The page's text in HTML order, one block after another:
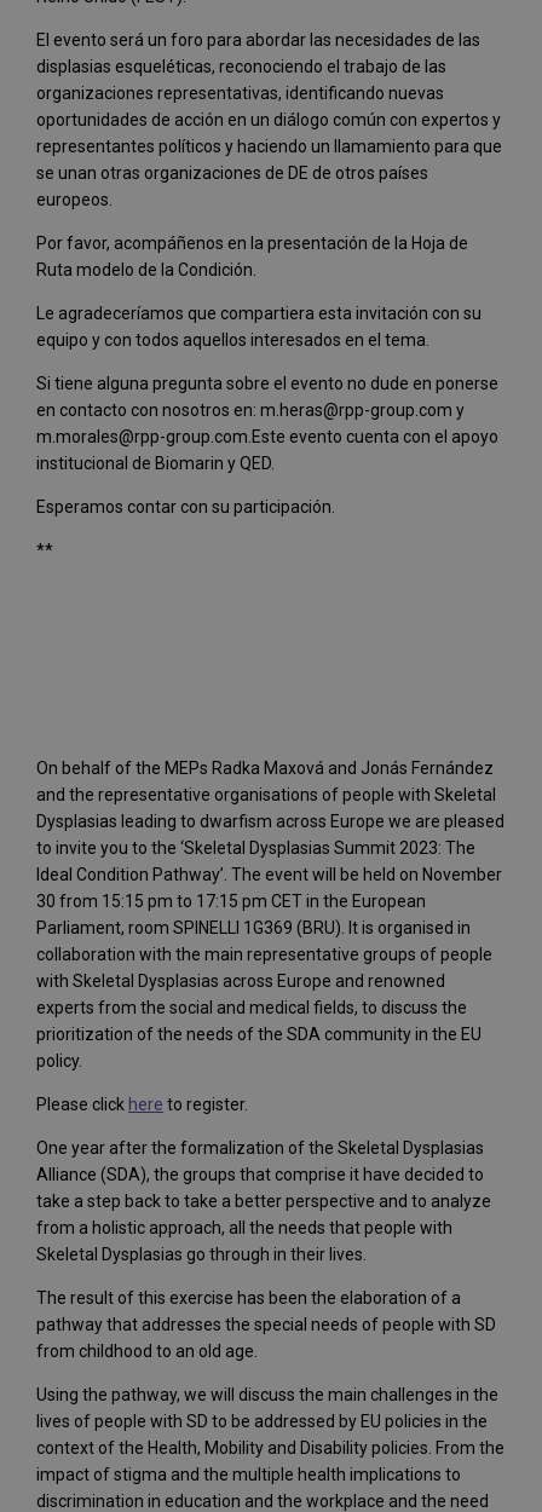
El evento será un foro para abordar las necesidades de las
displasias esqueléticas, reconociendo el trabajo de las
organizaciones representativas, identificando nuevas
oportunidades de acción en un diálogo común con expertos y
representantes políticos y haciendo un llamamiento para que
se unan otras organizaciones de DE de otros países
europeos.
Por favor, acompáñenos en la presentación de la Hoja de
Ruta modelo de la Condición.
Le agradeceríamos que compartiera esta invitación con su
equipo y con todos aquellos interesados en el tema.
Si tiene alguna pregunta sobre el evento no dude en ponerse
en contacto con nosotros en: m.heras@rpp-group.com y
m.morales@rpp-group.com.Este evento cuenta con el apoyo
institucional de Biomarin y QED.
Esperamos contar con su participación.
**
On behalf of the MEPs Radka Maxová and Jonás Fernández
and the representative organisations of people with Skeletal
Dysplasias leading to dwarfism across Europe we are pleased
to invite you to the ‘Skeletal Dysplasias Summit 2023: The
Ideal Condition Pathway’. The event will be held on November
30 from 15:15 pm to 17:15 pm CET in the European
Parliament, room SPINELLI 1G369 (BRU). It is organised in
collaboration with the main representative groups of people
with Skeletal Dysplasias across Europe and renowned
experts from the social and medical fields, to discuss the
prioritization of the needs of the SDA community in the EU
policy.
Please click here to register.
One year after the formalization of the Skeletal Dysplasias
Alliance (SDA), the groups that comprise it have decided to
take a step back to take a better perspective and to analyze
from a holistic approach, all the needs that people with
Skeletal Dysplasias go through in their lives.
The result of this exercise has been the elaboration of a
pathway that addresses the special needs of people with SD
from childhood to an old age.
Using the pathway, we will discuss the main challenges in the
lives of people with SD to be addressed by EU policies in the
context of the Health, Mobility and Disability policies. From the
impact of stigma and the multiple health implications to
discrimination in education and the workplace and the need